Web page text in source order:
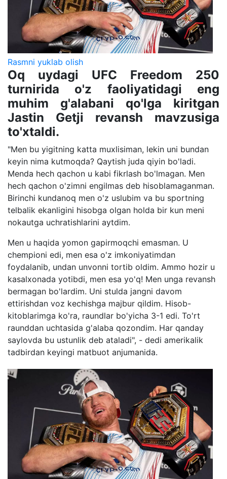
Rasmni yuklab olish
Oq uydagi UFC Freedom 250
turnirida o'z faoliyatidagi eng
muhim g'alabani qo'lga kiritgan
Jastin Getji revansh mavzusiga
to'xtaldi.
"Men bu yigitning katta muxlisiman, lekin uni bundan
keyin nima kutmoqda? Qaytish juda qiyin bo'ladi.
Menda hech qachon u kabi fikrlash bo'lmagan. Men
hech qachon o'zimni engilmas deb hisoblamaganman.
Birinchi kundanoq men o'z uslubim va bu sportning
telbalik ekanligini hisobga olgan holda bir kun meni
nokautga uchratishlarini aytdim.
Men u haqida yomon gapirmoqchi emasman. U
chempioni edi, men esa o'z imkoniyatimdan
foydalanib, undan unvonni tortib oldim. Ammo hozir u
kasalxonada yotibdi, men esa yo'q! Men unga revansh
bermagan bo'lardim. Uni stulda jangni davom
ettirishdan voz kechishga majbur qildim. Hisob-
kitoblarimga ko'ra, raundlar bo'yicha 3-1 edi. To'rt
raunddan uchtasida g'alaba qozondim. Har qanday
saylovda bu ustunlik deb ataladi", - dedi amerikalik
tadbirdan keyingi matbuot anjumanida.